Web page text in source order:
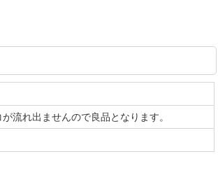
流れ出ませんので良品となります。